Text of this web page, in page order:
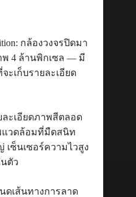
กล้องวงจรปิดมา
4 ล้านพิกเซล — มี
ะเก็บรายละเอียด
ละเอียดภาพสีตลอด
แวดล้อมที่มืดสนิท
เซ็นเซอร์ความไวสูง
ตัว
นดเส้นทางการลาด